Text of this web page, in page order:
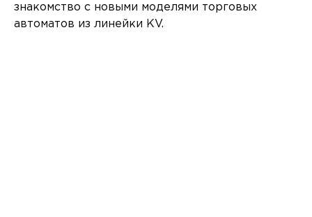
знакомство с новыми моделями торговых
автоматов из линейки KV.